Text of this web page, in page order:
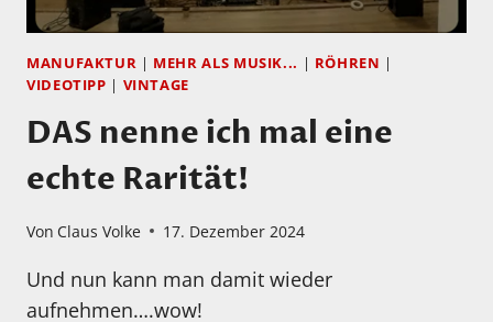
MANUFAKTUR | MEHR ALS MUSIK... | RÖHREN |
VIDEOTIPP | VINTAGE
DAS nenne ich mal eine
echte Rarität!
Von Claus Volke 17. Dezember 2024
Und nun kann man damit wieder
aufnehmen….wow!